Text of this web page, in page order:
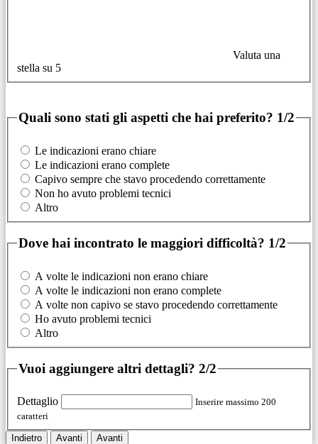
Valuta una
stella su 5
Quali sono stati gli aspetti che hai preferito? 1/2
Le indicazioni erano chiare
Le indicazioni erano complete
Capivo sempre che stavo procedendo correttamente
Non ho avuto problemi tecnici
Altro
Dove hai incontrato le maggiori difficoltà? 1/2
A volte le indicazioni non erano chiare
A volte le indicazioni non erano complete
A volte non capivo se stavo procedendo correttamente
Ho avuto problemi tecnici
Altro
Vuoi aggiungere altri dettagli? 2/2
Dettaglio
Inserire massimo 200
caratteri
Indietro Avanti Avanti